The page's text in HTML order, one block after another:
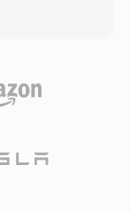
(300-3400
da zorlu